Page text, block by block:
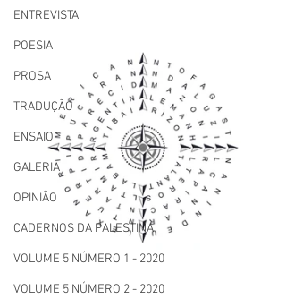
ENTREVISTA
POESIA
PROSA
TRADUÇÃO
ENSAIO
GALERIA
OPINIÃO
CADERNOS DA PALESTINA
VOLUME 5 NÚMERO 1 - 2020
VOLUME 5 NÚMERO 2 - 2020